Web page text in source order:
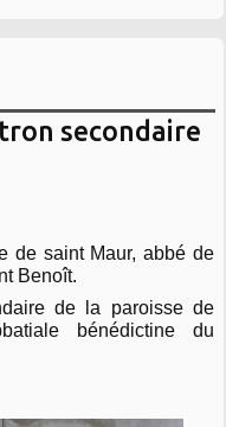
secondaire
de saint Maur, abbé de
Benoît.
de la paroisse de
bénédictine du